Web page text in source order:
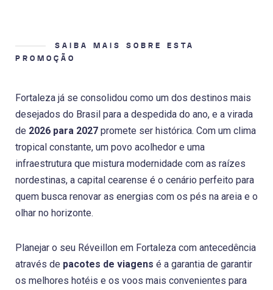
SAIBA MAIS SOBRE ESTA
PROMOÇÃO
Fortaleza já se consolidou como um dos destinos mais
desejados do Brasil para a despedida do ano, e a virada
de 2026 para 2027 promete ser histórica. Com um clima
tropical constante, um povo acolhedor e uma
infraestrutura que mistura modernidade com as raízes
nordestinas, a capital cearense é o cenário perfeito para
quem busca renovar as energias com os pés na areia e o
olhar no horizonte.
Planejar o seu Réveillon em Fortaleza com antecedência
através de pacotes de viagens é a garantia de garantir
os melhores hotéis e os voos mais convenientes para